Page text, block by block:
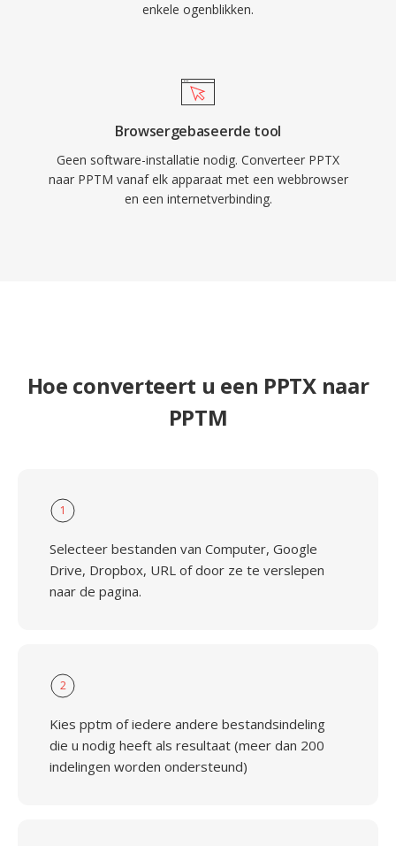
enkele ogenblikken.
Browsergebaseerde tool
Geen software-installatie nodig. Converteer PPTX
naar PPTM vanaf elk apparaat met een webbrowser
en een internetverbinding.
Hoe converteert u een PPTX naar
PPTM
1
Selecteer bestanden van Computer, Google
Drive, Dropbox, URL of door ze te verslepen
naar de pagina.
2
Kies pptm of iedere andere bestandsindeling
die u nodig heeft als resultaat (meer dan 200
indelingen worden ondersteund)